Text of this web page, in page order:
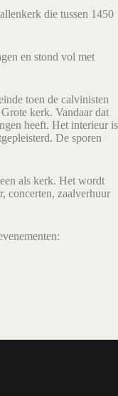
die tussen 1450
en stond vol met
toen de calvinisten
kerk. Vandaar dat
heeft. Het interieur is
De sporen
als kerk. Het wordt
concerten, zaalverhuur